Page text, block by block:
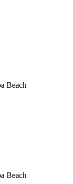
Beach
Beach